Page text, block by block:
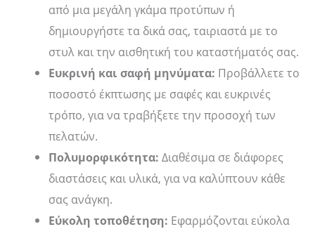
από μια μεγάλη γκάμα προτύπων ή
δημιουργήστε τα δικά σας, ταιριαστά με το
στυλ και την αισθητική του καταστήματός σας.
Ευκρινή και σαφή μηνύματα: Προβάλλετε το
ποσοστό έκπτωσης με σαφές και ευκρινές
τρόπο, για να τραβήξετε την προσοχή των
πελατών.
Πολυμορφικότητα: Διαθέσιμα σε διάφορες
διαστάσεις και υλικά, για να καλύπτουν κάθε
σας ανάγκη.
Εύκολη τοποθέτηση: Εφαρμόζονται εύκολα